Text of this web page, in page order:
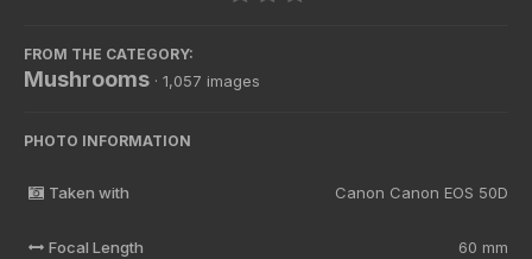
FROM THE CATEGORY:
Mushrooms · 1,057 images
PHOTO INFORMATION
Taken with Canon Canon EOS 50D
Focal Length 60 mm